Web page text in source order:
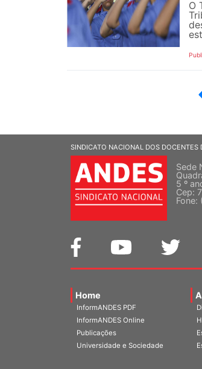
O
SINDICATO NACIONAL DOS DOCENTES
Sede
5 º
Cep:
Home
InformANDES PDF
InformANDES Online
Publicações
Universidade e Sociedade